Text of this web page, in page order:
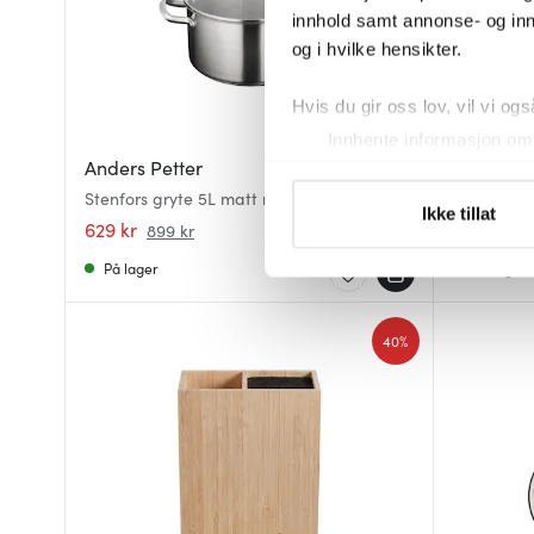
innhold samt annonse- og
og i hvilke hensikter.
Hvis du gir oss lov, vil vi
Innhente informasjon
Du kan hele tiden endre
Vi bruker
analysere trafikken vår. Vi
sosiale medier,
dem, eller som de har
Ikke tillat
Anders Petter
Stenfors gryte 5L matt rustfri
629 kr 899 kr
På lager
559 kr
40%